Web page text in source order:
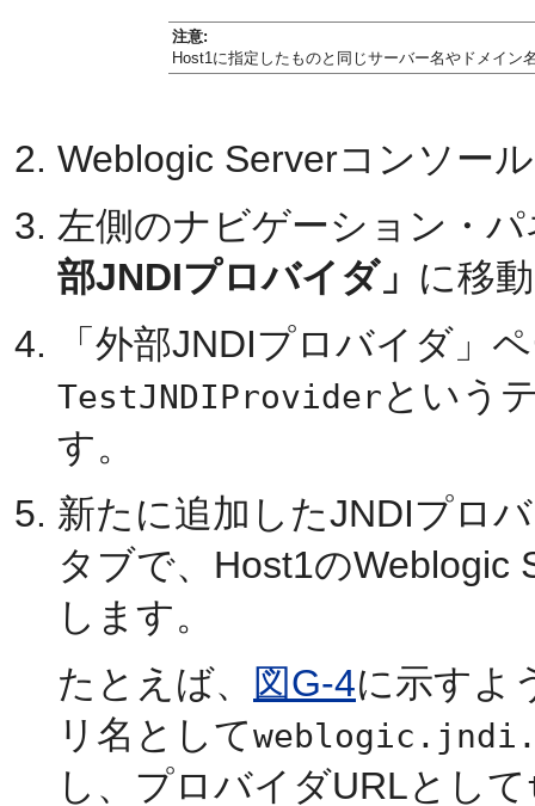
注意:
Host1に指定したものと同じサーバー名やドメイ
Weblogic Serverコンソー
左側のナビゲーション・
部JNDIプロバイダ」 に移
「外部JNDIプロバイダ」
TestJNDIProviderという
す。
新たに追加したJNDIプロ
タブで、Host1のWeblogic
します。
たとえば、
図G-4に示すよ
リ名として
し、プロバイダURLとして